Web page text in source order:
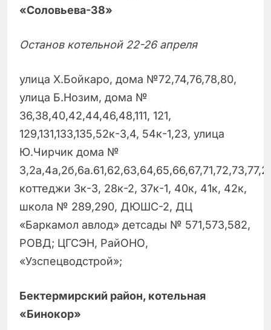
«Соловьева-38»
Останов котельной 22-26 апреля
улица Х.Бойкаро, дома №72,74,76,78,80,
улица Б.Нозим, дома №
36,38,40,42,44,46,48,111, 121,
129,131,133,135,52к-3,4, 54к-1,23, улица
Ю.Чирчик дома №
коттеджи 3к-3, 28к-2, 37к-1, 40к, 41к, 42к,
школа № 289,290, ДЮШС-2, ДЦ
«Баркамол авлод» детсады № 571,573,582,
РОВД; ЦГСЭН, РайОНО,
«Узспецводстрой»;
Бектермирский район, котельная
«Бинокор»